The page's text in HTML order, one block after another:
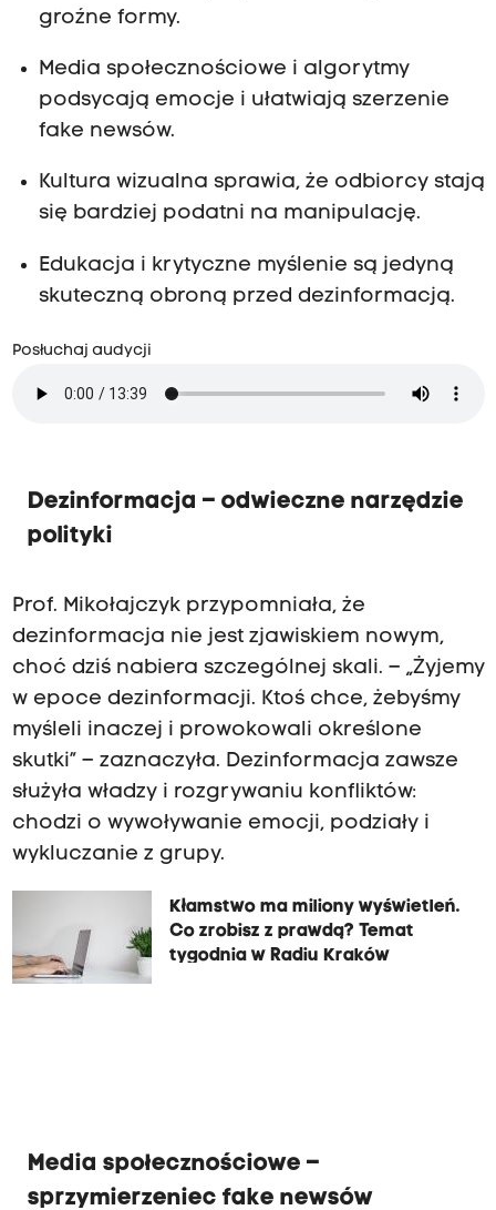
groźne formy.
Media społecznościowe i algorytmy
podsycają emocje i ułatwiają szerzenie
fake newsów.
Kultura wizualna sprawia, że odbiorcy stają
się bardziej podatni na manipulację.
Edukacja i krytyczne myślenie są jedyną
skuteczną obroną przed dezinformacją.
Posłuchaj audycji
Dezinformacja – odwieczne narzędzie
polityki
Prof. Mikołajczyk przypomniała, że
dezinformacja nie jest zjawiskiem nowym,
choć dziś nabiera szczególnej skali. – „Żyjemy
w epoce dezinformacji. Ktoś chce, żebyśmy
myśleli inaczej i prowokowali określone
skutki” – zaznaczyła. Dezinformacja zawsze
służyła władzy i rozgrywaniu konfliktów:
chodzi o wywoływanie emocji, podziały i
wykluczanie z grupy.
Kłamstwo ma miliony wyświetleń.
Co zrobisz z prawdą? Temat
tygodnia w Radiu Kraków
Media społecznościowe –
sprzymierzeniec fake newsów